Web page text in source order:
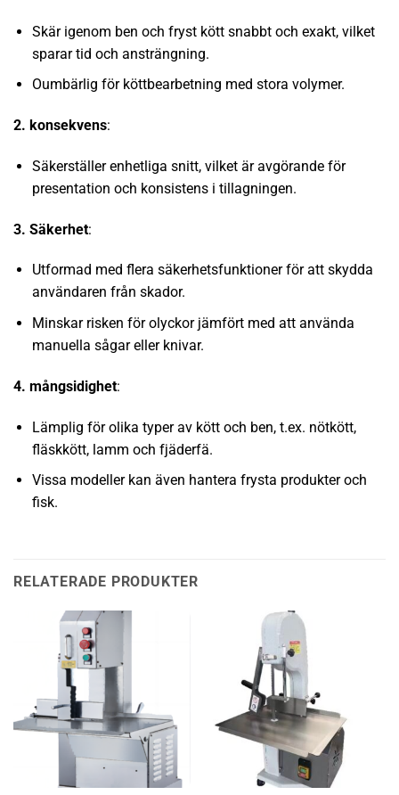
Skär igenom ben och fryst kött snabbt och exakt, vilket
sparar tid och ansträngning.
Oumbärlig för köttbearbetning med stora volymer.
2. konsekvens:
Säkerställer enhetliga snitt, vilket är avgörande för
presentation och konsistens i tillagningen.
3. Säkerhet:
Utformad med flera säkerhetsfunktioner för att skydda
användaren från skador.
Minskar risken för olyckor jämfört med att använda
manuella sågar eller knivar.
4. mångsidighet:
Lämplig för olika typer av kött och ben, t.ex. nötkött,
fläskkött, lamm och fjäderfä.
Vissa modeller kan även hantera frysta produkter och
fisk.
RELATERADE PRODUKTER